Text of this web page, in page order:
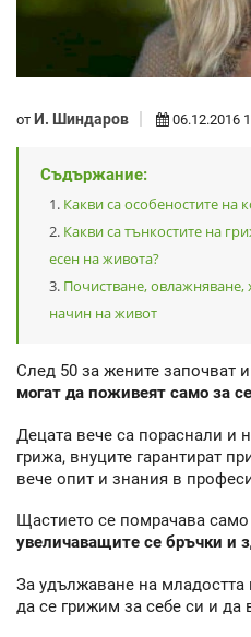
от И. Шиндаров 06.12.2016
Съдържание:
Какви са особеностите на
Какви са тънкостите на
есен на живота?
Почистване, овлажняване,
начин на живот
След 50 за жените започват
могат да поживеят само за
Децата вече са пораснали и
грижа, внуците гарантират
вече опит и знания в
Щастието се помрачава
увеличаващите се бръчки и
За удължаване на младостта
да се грижим за себе си и